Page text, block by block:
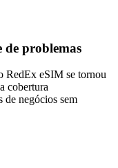
de problemas
RedEx eSIM se tornou
cobertura
de negócios sem